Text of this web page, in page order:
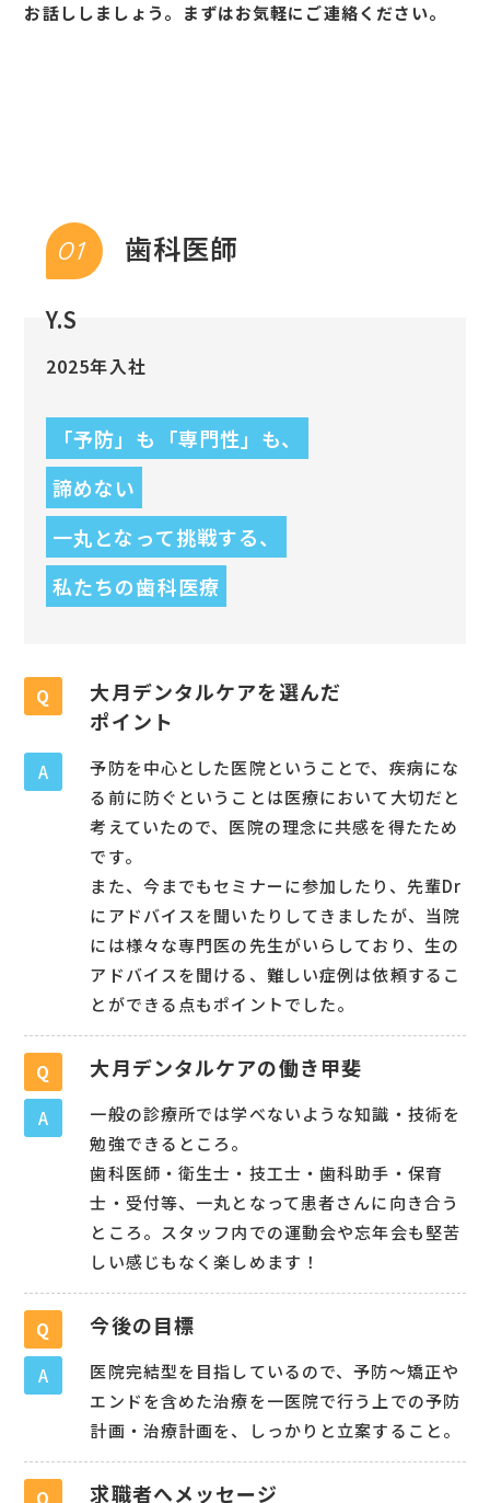
お話ししましょう。まずはお気軽にご連絡ください。
01 歯科医師
Y.S
2025年入社
「予防」も「専門性」も、
諦めない
一丸となって挑戦する、
私たちの歯科医療
Q
大月デンタルケアを選んだ
ポイント
A
予防を中心とした医院ということで、疾病にな
る前に防ぐということは医療において大切だと
考えていたので、医院の理念に共感を得たため
です。
また、今までもセミナーに参加したり、先輩Dr
にアドバイスを聞いたりしてきましたが、当院
には様々な専門医の先生がいらしており、生の
アドバイスを聞ける、難しい症例は依頼するこ
とができる点もポイントでした。
Q 大月デンタルケアの働き甲斐
A
一般の診療所では学べないような知識・技術を
勉強できるところ。
歯科医師・衛生士・技工士・歯科助手・保育
士・受付等、一丸となって患者さんに向き合う
ところ。スタッフ内での運動会や忘年会も堅苦
しい感じもなく楽しめます！
Q 今後の目標
A
医院完結型を目指しているので、予防〜矯正や
エンドを含めた治療を一医院で行う上での予防
計画・治療計画を、しっかりと立案すること。
Q 求職者へメッセージ